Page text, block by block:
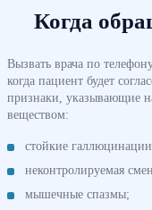
Когда
Вызвать врача по
когда пациент будет
признаки, указывающие
веществом:
стойкие
неконтролируемая
мышечные спазмы;